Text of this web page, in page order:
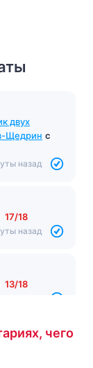
двух
Щедрин с
назад
17/18
назад
13/18
чего